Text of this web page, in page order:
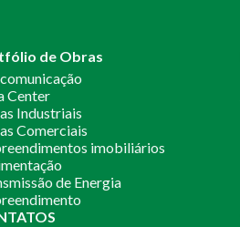
de Obras
Center
Industriais
Comerciais
imobiliários
de Energia